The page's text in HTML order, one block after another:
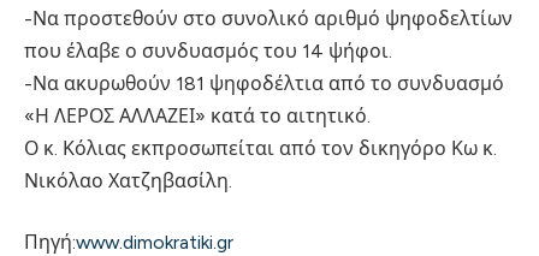
-Να προστεθούν στο συνολικό αριθμό ψηφοδελτίων
που έλαβε ο συνδυασμός του 14 ψήφοι.
-Να ακυρωθούν 181 ψηφοδέλτια από το συνδυασμό
«Η ΛΕΡΟΣ ΑΛΛΑΖΕΙ» κατά το αιτητικό.
Ο κ. Κόλιας εκπροσωπείται από τον δικηγόρο Κω κ.
Νικόλαο Χατζηβασίλη.
Πηγή:www.dimokratiki.gr